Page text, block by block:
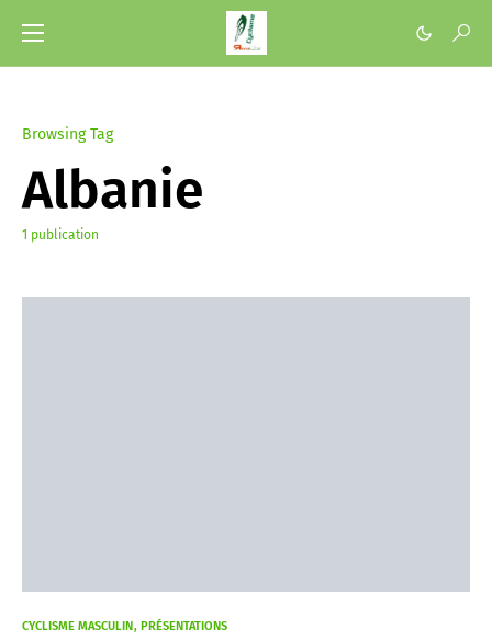
Browsing Tag
Albanie
1 publication
CYCLISME MASCULIN PRÉSENTATIONS